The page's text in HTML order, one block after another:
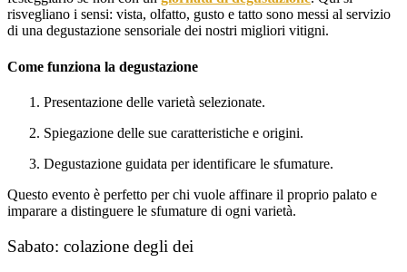
risvegliano i sensi: vista, olfatto, gusto e tatto sono messi al servizio
di una degustazione sensoriale dei nostri migliori vitigni.
Come funziona la degustazione
Presentazione delle varietà selezionate.
Spiegazione delle sue caratteristiche e origini.
Degustazione guidata per identificare le sfumature.
Questo evento è perfetto per chi vuole affinare il proprio palato e
imparare a distinguere le sfumature di ogni varietà.
Sabato: colazione degli dei